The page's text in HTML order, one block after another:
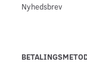
Nyhedsbrev